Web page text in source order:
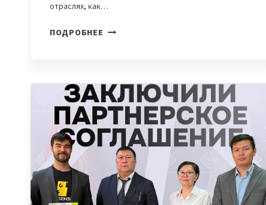
отраслях, как…
ПОДРОБНЕЕ TOYOTA
СОТРУДНИЧЕСТВА
С
IT
PARK
UZBEKISTAN